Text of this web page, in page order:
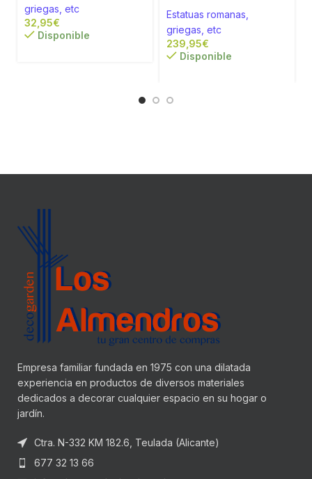
griegas, etc
€
Disponible
Estatuas romanas,
griegas, etc
€
Disponible
Empresa familiar fundada en 1975 con una dilatada
experiencia en productos de diversos materiales
dedicados a decorar cualquier espacio en su hogar o
jardín.
Ctra. N-332 KM 182.6, Teulada (Alicante)
677 32 13 66